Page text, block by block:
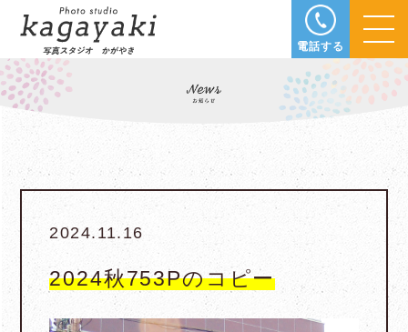
電話する
2024.11.16
2024秋753Pのコピー